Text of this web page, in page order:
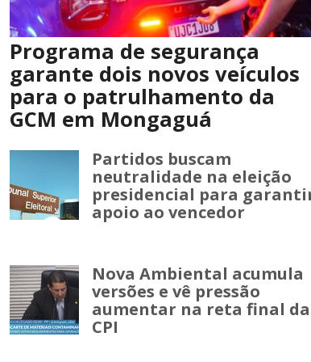
Programa de segurança
garante dois novos veículos
para o patrulhamento da
GCM em Mongaguá
Partidos buscam
neutralidade na eleição
presidencial para
apoio ao vencedor
Nova Ambiental acumula
versões e vê pressão
aumentar na reta final da
CPI